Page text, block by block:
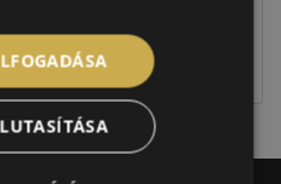
még a korábbi EU-s
kiszállításra.